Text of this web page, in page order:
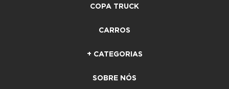
COPA TRUCK
CARROS
+ CATEGORIAS
SOBRE NÓS